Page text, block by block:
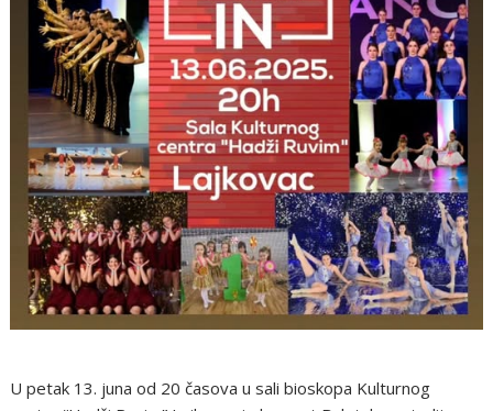
U petak 13. juna od 20 časova u sali bioskopa Kulturnog